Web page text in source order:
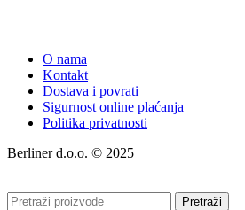
O nama
Kontakt
Dostava i povrati
Sigurnost online plaćanja
Politika privatnosti
Berliner d.o.o. © 2025
Pretraži